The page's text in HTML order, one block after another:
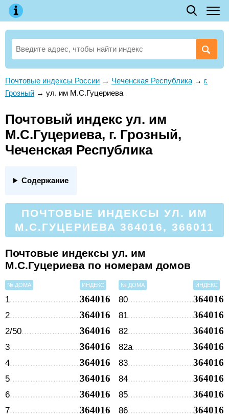
Почтовые индексы России → Чеченская Республика → г.
Грозный → ул. им М.С.Гуцериева
Почтовый индекс ул. им
М.С.Гуцериева, г. Грозный,
Чеченская Республика
Содержание
ПОЧТОВЫЕ ИНДЕКСЫ УЛ. ИМ
М.С.ГУЦЕРИЕВА 364016, 366011
Почтовые индексы ул. им
М.С.Гуцериева по номерам домов
№ ДОМА ИНДЕКС
1 364016
2 364016
2/50 364016
3 364016
4 364016
5 364016
6 364016
7 364016
№ ДОМА ИНДЕКС
80 364016
81 364016
82 364016
82а 364016
83 364016
84 364016
85 364016
86 364016